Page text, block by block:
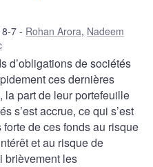
7 Rohan Arora, Nadeem
d’obligations de sociétés
ces dernières
la part de leur portefeuille
s’est accrue, ce qui s’est
de ces fonds au risque
et au risque de
brièvement les